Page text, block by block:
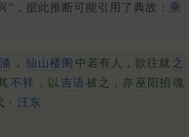
”，据此推断可能引用了典故： 乘
， 仙山楼阁 中若有人，欲往就 之
不祥 ，以 吉语 祓之，亦 巫阳招 魂
· 汪东